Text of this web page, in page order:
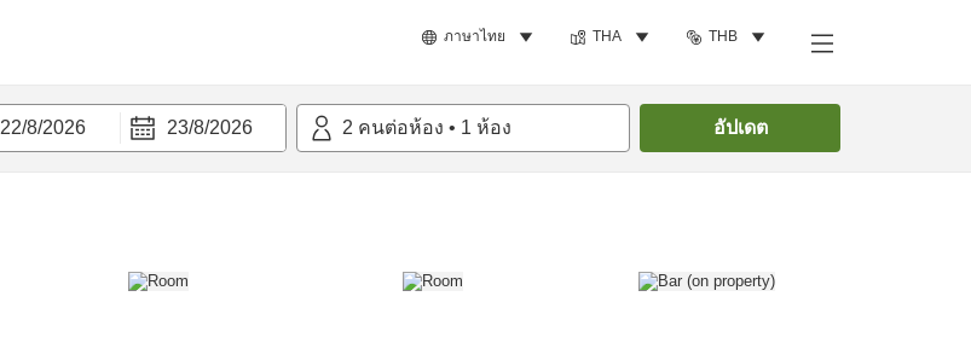
ภาษาไทย THA THB
22/8/2026 23/8/2026 2 คนต่อห้อง • 1 ห้อง อัปเดต
ค้นหาห้องพัก